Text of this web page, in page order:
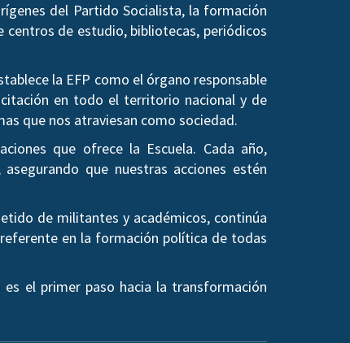
del Partido Socialista, la formación
centros de estudio, bibliotecas, periódicos
la EFP como el órgano responsable
en todo el territorio nacional y de
que nos atraviesan como sociedad.
que ofrece la Escuela. Cada año,
que nuestras acciones estén
de militantes y académicos, continúa
en la formación política de todas
el primer paso hacia la transformación